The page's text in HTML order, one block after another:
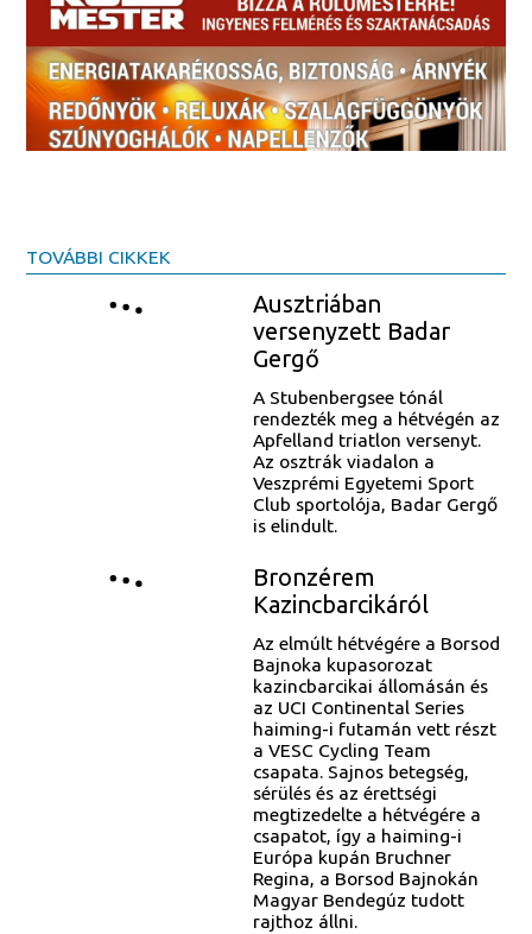
TOVÁBBI CIKKEK
Ausztriában
versenyzett Badar
Gergő
A Stubenbergsee tónál
rendezték meg a hétvégén az
Apfelland triatlon versenyt.
Az osztrák viadalon a
Veszprémi Egyetemi Sport
Club sportolója, Badar Gergő
is elindult.
Bronzérem
Kazincbarcikáról
Az elmúlt hétvégére a Borsod
Bajnoka kupasorozat
kazincbarcikai állomásán és
az UCI Continental Series
haiming-i futamán vett részt
a VESC Cycling Team
csapata. Sajnos betegség,
sérülés és az érettségi
megtizedelte a hétvégére a
csapatot, így a haiming-i
Európa kupán Bruchner
Regina, a Borsod Bajnokán
Magyar Bendegúz tudott
rajthoz állni.